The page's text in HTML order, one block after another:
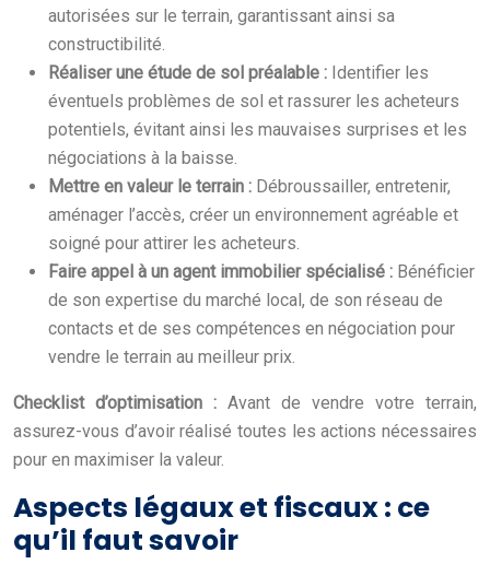
autorisées sur le terrain, garantissant ainsi sa
constructibilité.
Réaliser une étude de sol préalable : Identifier les
éventuels problèmes de sol et rassurer les acheteurs
potentiels, évitant ainsi les mauvaises surprises et les
négociations à la baisse.
Mettre en valeur le terrain : Débroussailler, entretenir,
aménager l’accès, créer un environnement agréable et
soigné pour attirer les acheteurs.
Faire appel à un agent immobilier spécialisé : Bénéficier
de son expertise du marché local, de son réseau de
contacts et de ses compétences en négociation pour
vendre le terrain au meilleur prix.
Checklist d’optimisation : Avant de vendre votre terrain,
assurez-vous d’avoir réalisé toutes les actions nécessaires
pour en maximiser la valeur.
Aspects légaux et fiscaux : ce
qu’il faut savoir